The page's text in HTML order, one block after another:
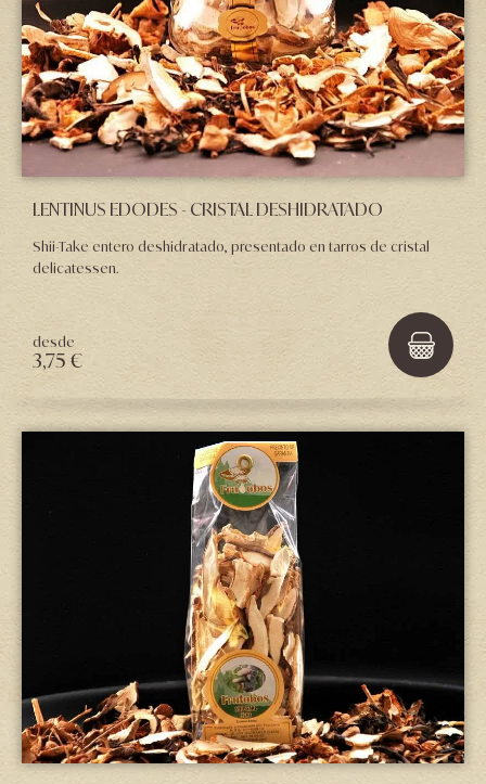
LENTINUS EDODES - CRISTAL DESHIDRATADO
Shii-Take entero deshidratado, presentado en tarros de cristal
delicatessen.
desde
3,75 €